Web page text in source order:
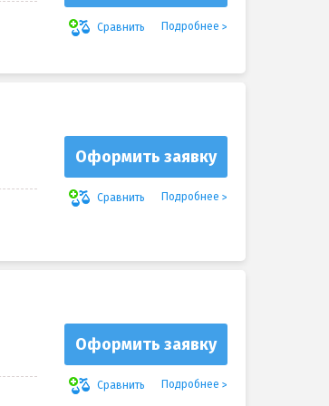
Сравнить Подробнее
Оформить заявку
Сравнить Подробнее
Оформить заявку
Сравнить Подробнее